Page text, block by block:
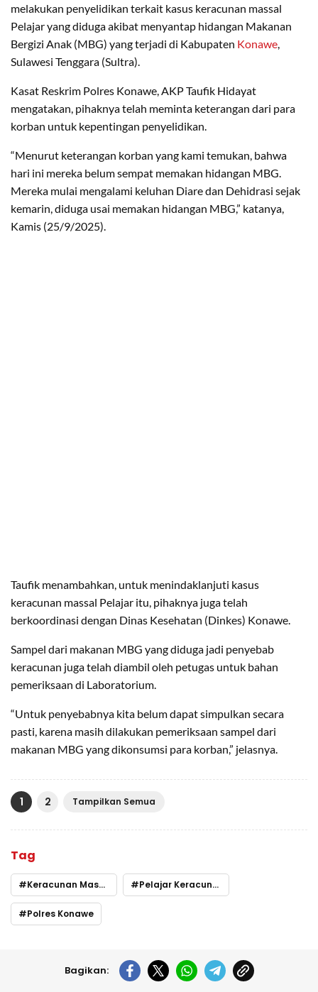
melakukan penyelidikan terkait kasus keracunan massal
Pelajar yang diduga akibat menyantap hidangan Makanan
Bergizi Anak (MBG) yang terjadi di Kabupaten Konawe
Sulawesi Tenggara (Sultra).
Kasat Reskrim Polres Konawe, AKP Taufik Hidayat
mengatakan, pihaknya telah meminta keterangan dari para
korban untuk kepentingan penyelidikan.
“Menurut keterangan korban yang kami temukan, bahwa
hari ini mereka belum sempat memakan hidangan MBG.
Mereka mulai mengalami keluhan Diare dan Dehidrasi sejak
kemarin, diduga usai memakan hidangan MBG,” katanya,
Kamis (25/9/2025).
Taufik menambahkan, untuk menindaklanjuti kasus
keracunan massal Pelajar itu, pihaknya juga telah
berkoordinasi dengan Dinas Kesehatan (Dinkes) Konawe.
Sampel dari makanan MBG yang diduga jadi penyebab
keracunan juga telah diambil oleh petugas untuk bahan
pemeriksaan di Laboratorium.
“Untuk penyebabnya kita belum dapat simpulkan secara
pasti, karena masih dilakukan pemeriksaan sampel dari
makanan MBG yang dikonsumsi para korban,” jelasnya.
1 2 Tampilkan Semua
Tag
Keracunan Massal Pelajar Keracunan MBG
Polres Konawe
Bagikan: